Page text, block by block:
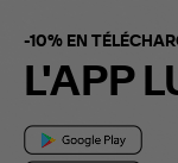
-10% EN
L'APP